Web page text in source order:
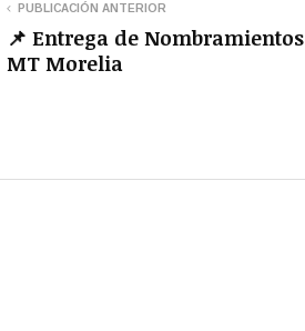
PUBLICACIÓN ANTERIOR
📌 Entrega de Nombramientos
MT Morelia